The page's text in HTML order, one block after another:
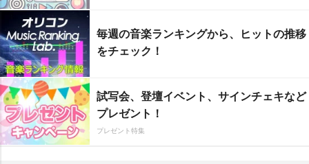
毎週の音楽ランキングから、ヒットの推移
をチェック！
試写会、登壇イベント、サインチェキなど
プレゼント！
プレゼント特集